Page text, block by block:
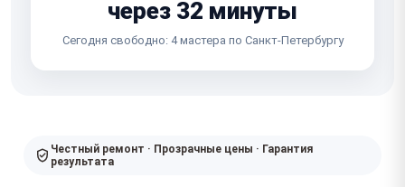
через 32 минуты
Сегодня свободно: 4 мастера по Санкт-Петербургу
Честный ремонт · Прозрачные цены · Гарантия
результата